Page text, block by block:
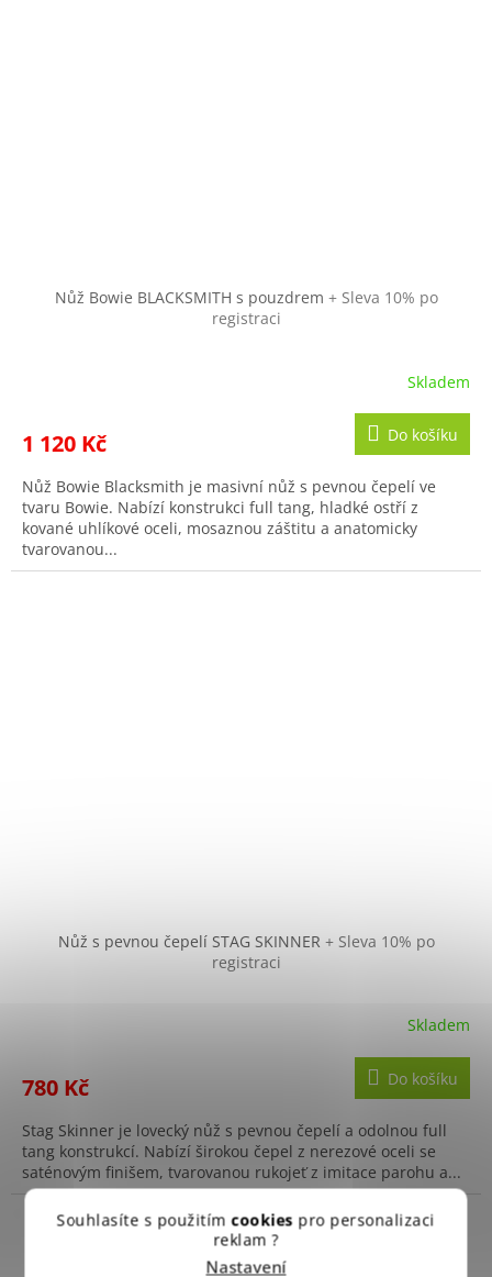
Souhlasíte s použitímcookies pro personalizaci
reklam ?
Nastavení
Nůž Bowie BLACKSMITH s pouzdrem + Sleva 10% po
registraci
Skladem
1 120 Kč Do košíku
Nůž Bowie Blacksmith je masivní nůž s pevnou čepelí ve
tvaru Bowie. Nabízí konstrukci full tang, hladké ostří z
kované uhlíkové oceli, mosaznou záštitu a anatomicky
tvarovanou...
Nůž s pevnou čepelí STAG SKINNER + Sleva 10% po
registraci
Skladem
780 Kč Do košíku
Stag Skinner je lovecký nůž s pevnou čepelí a odolnou full
tang konstrukcí. Nabízí širokou čepel z nerezové oceli se
saténovým finišem, tvarovanou rukojeť z imitace parohu a...